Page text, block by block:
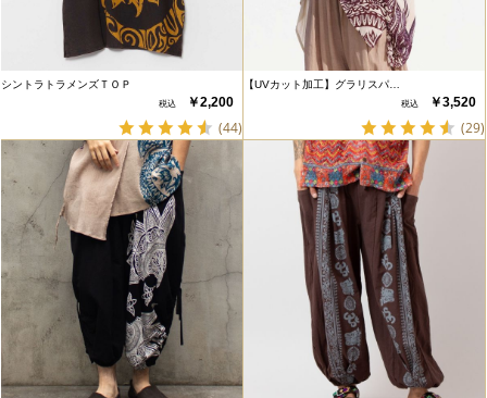
シントラトラメンズＴＯＰ
￥2,200
(44)
【UVカット加工】グラリスパ…
￥3,520
(29)